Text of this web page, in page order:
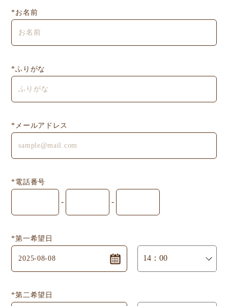
*お名前
*ふりがな
*メールアドレス
*電話番号
- -
*第一希望日
*第二希望日